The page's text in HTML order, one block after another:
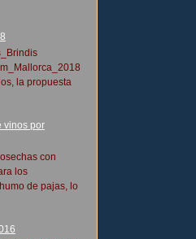
la propuesta
vinos por
con
los
de pajas, lo